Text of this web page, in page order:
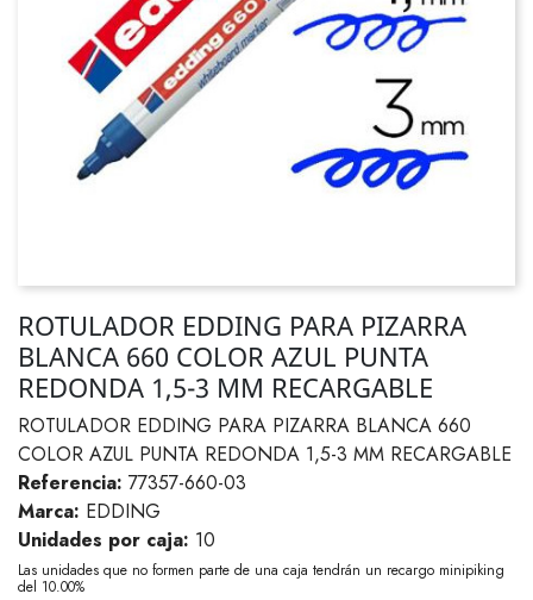
ROTULADOR EDDING PARA PIZARRA
BLANCA 660 COLOR AZUL PUNTA
REDONDA 1,5-3 MM RECARGABLE
ROTULADOR EDDING PARA PIZARRA BLANCA 660
COLOR AZUL PUNTA REDONDA 1,5-3 MM RECARGABLE
Referencia: 77357-660-03
Marca: EDDING
Unidades por caja: 10
Las unidades que no formen parte de una caja tendrán un recargo minipiking
del 10.00%